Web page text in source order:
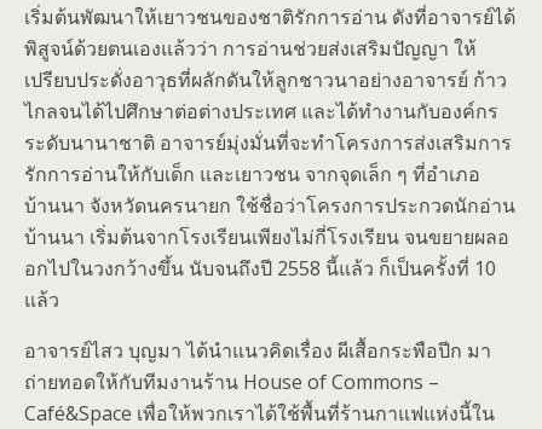
เริ่มต้นพัฒนาให้เยาวชนของชาติรักการอ่าน ดังที่อาจารย์ได้
พิสูจน์ด้วยตนเองแล้วว่า การอ่านช่วยส่งเสริมปัญญา ให้
เปรียบประดั่งอาวุธที่ผลักดันให้ลูกชาวนาอย่างอาจารย์ ก้าว
ไกลจนได้ไปศึกษาต่อต่างประเทศ และได้ทำงานกับองค์กร
ระดับนานาชาติ อาจารย์มุ่งมั่นที่จะทำโครงการส่งเสริมการ
รักการอ่านให้กับเด็ก และเยาวชน จากจุดเล็ก ๆ ที่อำเภอ
บ้านนา จังหวัดนครนายก ใช้ชื่อว่าโครงการประกวดนักอ่าน
บ้านนา เริ่มต้นจากโรงเรียนเพียงไม่กี่โรงเรียน จนขยายผลอ
อกไปในวงกว้างขึ้น นับจนถึงปี 2558 นี้แล้ว ก็เป็นครั้งที่ 10
แล้ว
อาจารย์ไสว บุญมา ได้นำแนวคิดเรื่อง ผีเสื้อกระพือปีก มา
ถ่ายทอดให้กับทีมงานร้าน House of Commons –
Café&Space เพื่อให้พวกเราได้ใช้พื้นที่ร้านกาแฟแห่งนี้ใน